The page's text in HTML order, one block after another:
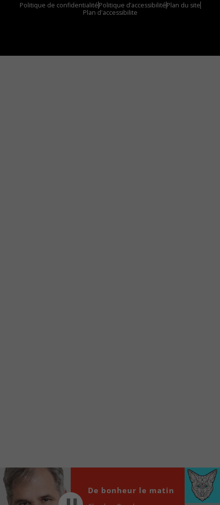
Politique de confidentialitéPolitique d’accessibilitéPlan du site
Plan d'accessibilite
locale vous sont maintenant accessibles en un clic!
Player
00:00
De bonheur le matin